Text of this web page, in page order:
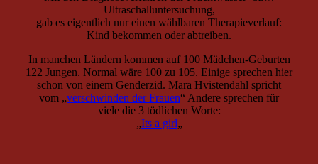
Ultraschalluntersuchung,
gab es eigentlich nur einen wählbaren Therapieverlauf:
Kind bekommen oder abtreiben.
In manchen Ländern kommen auf 100 Mädchen-Geburten
122 Jungen. Normal wäre 100 zu 105. Einige sprechen hier
schon von einem Genderzid. Mara Hvistendahl spricht
vom „verschwinden der Frauen“ Andere sprechen für
viele die 3 tödlichen Worte:
„Its a girl„